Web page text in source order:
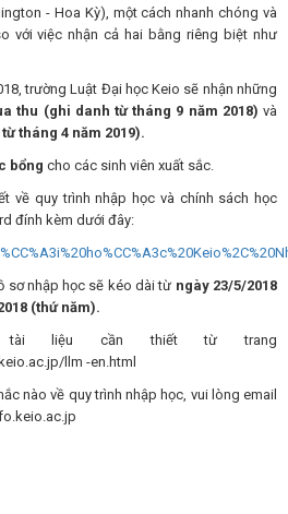
- Hoa Kỳ), một cách nhanh chóng và
với việc nhận cả hai bằng riêng biệt như
trường Luật Đại học Keio sẽ nhận những
thu (ghi danh từ tháng 9 năm 2018) và
tháng 4 năm 2019).
bổng cho các sinh viên xuất sắc.
về quy trình nhập học và chính sách học
đính kèm dưới đây:
sơ nhập học sẽ kéo dài từ ngày 23/5/2018
(thứ năm).
liệu cần thiết từ trang
llm -en.html
nào về quy trình nhập học, vui lòng email